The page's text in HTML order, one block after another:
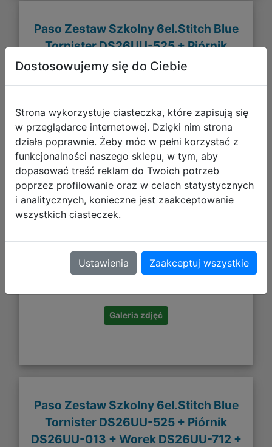
Paso Zestaw Szkolny 6el.Stitch Blue
Tornister DS26UU-525 + Piórnik
DS26UU-P001BW + Worek DS26UU-
311,35 zł
DO KOSZYKA
Galeria zdjęć
Paso Zestaw Szkolny 6el.Stitch Blue
Tornister DS26UU-525 + Piórnik
DS26UU-013 + Worek DS26UU-712 +
Dostosowujemy się do Ciebie
Strona wykorzystuje ciasteczka, które zapisują się
w przeglądarce internetowej. Dzięki nim strona
działa poprawnie. Żeby móc w pełni korzystać z
funkcjonalności naszego sklepu, w tym, aby
dopasować treść reklam do Twoich potrzeb
poprzez profilowanie oraz w celach statystycznych
i analitycznych, konieczne jest zaakceptowanie
wszystkich ciasteczek.
Ustawienia Zaakceptuj wszystkie